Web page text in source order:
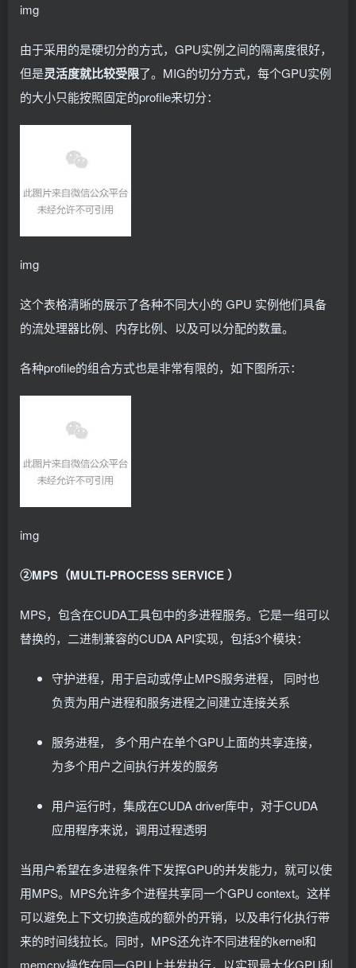
img
由于采用的是硬切分的方式，GPU实例之间的隔离度很好，
但是灵活度就比较受限了。MIG的切分方式，每个GPU实例
的大小只能按照固定的profile来切分：
img
这个表格清晰的展示了各种不同大小的 GPU 实例他们具备
的流处理器比例、内存比例、以及可以分配的数量。
各种profile的组合方式也是非常有限的，如下图所示：
img
②MPS（MULTI-PROCESS SERVICE ）
MPS，包含在CUDA工具包中的多进程服务。它是一组可以
替换的，二进制兼容的CUDA API实现，包括3个模块：
守护进程，用于启动或停止MPS服务进程， 同时也
负责为用户进程和服务进程之间建立连接关系
服务进程， 多个用户在单个GPU上面的共享连接，
为多个用户之间执行并发的服务
用户运行时，集成在CUDA driver库中，对于CUDA
应用程序来说，调用过程透明
当用户希望在多进程条件下发挥GPU的并发能力，就可以使
用MPS。MPS允许多个进程共享同一个GPU context。这样
可以避免上下文切换造成的额外的开销，以及串行化执行带
来的时间线拉长。同时，MPS还允许不同进程的kernel和